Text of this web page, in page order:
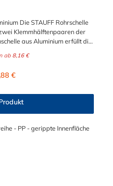
Die STAUFF Rohrschelle
Klemmhälftenpaaren der
aus Aluminium erfüllt die
Kabeln und anderen
und 324 mm gewählt werden.
ab 8,16 €
Preis:
€